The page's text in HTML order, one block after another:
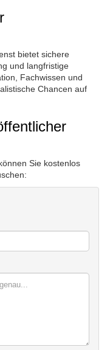
bietet sichere
und langfristige
Fachwissen und
Chancen auf
Sie kostenlos